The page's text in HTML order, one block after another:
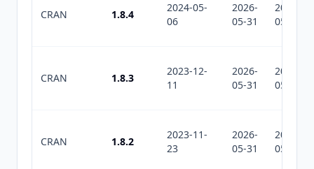
CRAN 1.8.4
2024-05-
06
2026-
05-31
2026-
05-31
CRAN 1.8.3
2023-12-
11
2026-
05-31
2026-
05-31
CRAN 1.8.2
2023-11-
23
2026-
05-31
2026-
05-31